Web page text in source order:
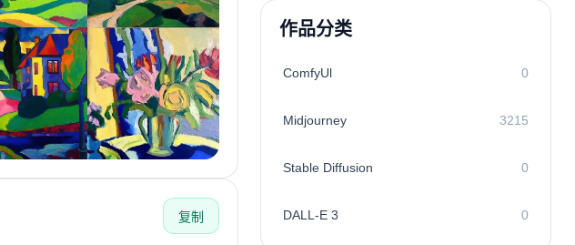
复制
作品分类
ComfyUl 0
Midjourney 3215
Stable Diffusion 0
DALL-E 3 0